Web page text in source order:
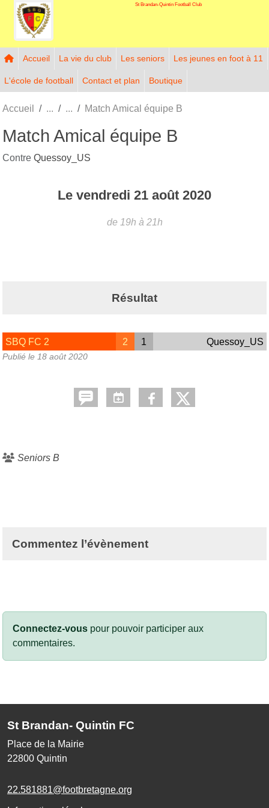
St Brandan-Quintin Football Club
Accueil La vie du club Les seniors Les jeunes en foot à 11
L'école de football Contact et plan Boutique
Accueil Match Amical équipe B
Match Amical équipe B
Contre Quessoy_US
Le vendredi 21 août 2020
de 19h à 21h
Résultat
SBQ FC 2 2 1 Quessoy_US
Publié le 18 août 2020
Seniors B
Commentez l’évènement
Connectez-vous pour pouvoir participer aux
commentaires.
St Brandan- Quintin FC
Place de la Mairie
22800 Quintin
22.581881@footbretagne.org
Panneau de gestion des cookies